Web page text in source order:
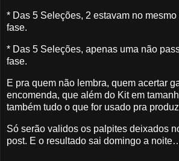
* Das 5 Seleções, 2 estavam no
fase.
* Das 5 Seleções, apenas uma não
fase.
E pra quem não lembra, quem acertar
encomenda, que além do Kit em
também tudo o que for usado pra
Só serão validos os palpites deixados
post. E o resultado sai domingo a